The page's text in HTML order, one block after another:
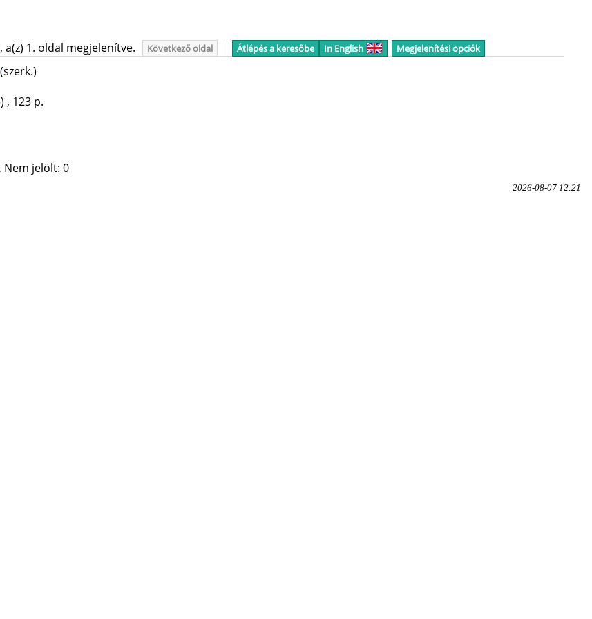
a(z) 1. oldal megjelenítve. Következő oldal Átlépés a keresőbe In English Megjelenítési opciók
(szerk.)
, 123 p.
Nem jelölt: 0
2026-08-07 12:21